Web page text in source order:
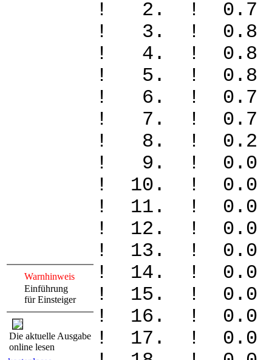
Warnhinweis
Einführung
für Einsteiger
Die aktuelle Ausgabe
online lesen
! 2. ! 0.7
! 3. ! 0.8
! 4. ! 0.8
! 5. ! 0.8
! 6. ! 0.7
! 7. !
! 8. !
! 9. !
! 10. !
! 11. !
! 12. !
! 13. !
! 14. !
! 15. !
! 16. !
! 17. !